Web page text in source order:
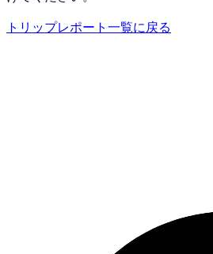
トリップレポート一覧に戻る